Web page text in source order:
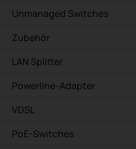
Unmanaged Switches
Zubehör
LAN Splitter
Powerline-Adapter
VDSL
PoE-Switches